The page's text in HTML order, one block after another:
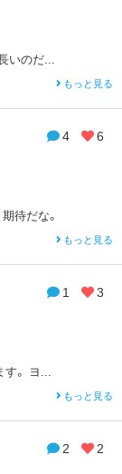
のだ...
もっと見る
4 6
待だな。
もっと見る
1 3
。 ヨ...
もっと見る
2 2